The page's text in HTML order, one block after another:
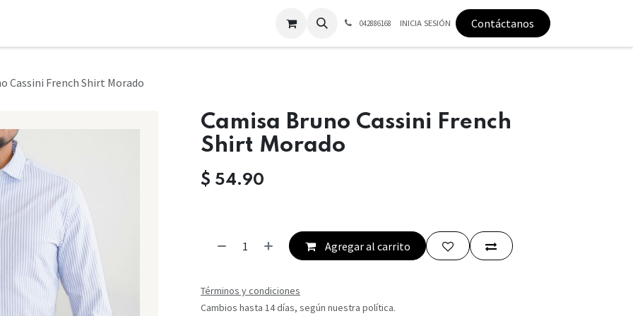
042886168 INICIA SESIÓN Contáctanos
Cassini French Shirt Morado
Camisa Bruno Cassini French
Shirt Morado
$ 54.90
Agregar al carrito
Términos y condiciones
Cambios hasta 14 días, según nuestra política.